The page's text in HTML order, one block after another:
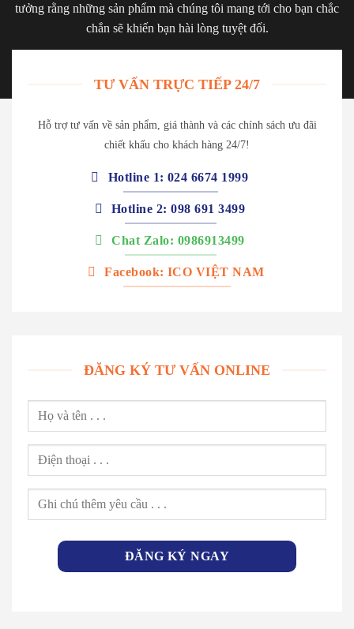
tưởng rằng những sản phẩm mà chúng tôi mang tới cho bạn chắc
chắn sẽ khiến bạn hài lòng tuyệt đối.
TƯ VẤN TRỰC TIẾP 24/7
Hỗ trợ tư vấn về sản phẩm, giá thành và các chính sách ưu đãi
chiết khấu cho khách hàng 24/7!
Hotline 1: 024 6674 1999
Hotline 2: 098 691 3499
Chat Zalo: 0986913499
Facebook: ICO VIỆT NAM
ĐĂNG KÝ TƯ VẤN ONLINE